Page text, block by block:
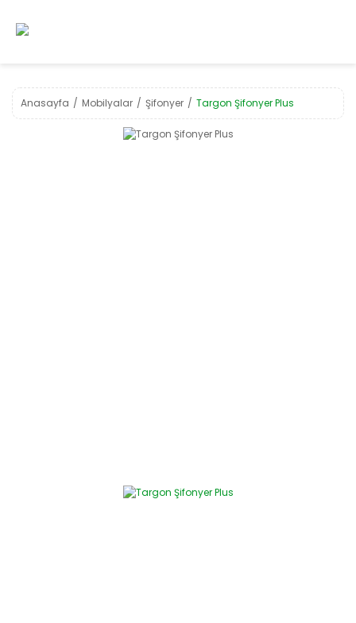
Anasayfa Mobilyalar Şifonyer Targon Şifonyer Plus